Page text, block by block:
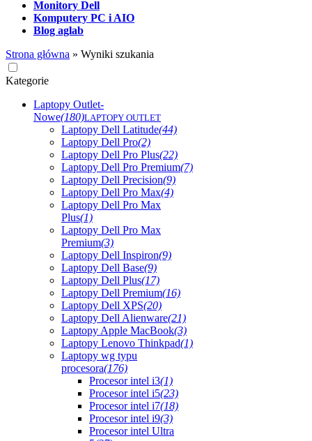
Monitory Dell
Komputery PC i AIO
Blog aglab
Strona główna » Wyniki szukania
Kategorie
Laptopy Outlet-
Nowe(180)LAPTOPY OUTLET
Laptopy Dell Latitude(44)
Laptopy Dell Pro(2)
Laptopy Dell Pro Plus(22)
Laptopy Dell Pro Premium(7)
Laptopy Dell Precision(9)
Laptopy Dell Pro Max(4)
Laptopy Dell Pro Max
Plus(1)
Laptopy Dell Pro Max
Premium(3)
Laptopy Dell Inspiron(9)
Laptopy Dell Base(9)
Laptopy Dell Plus(17)
Laptopy Dell Premium(16)
Laptopy Dell XPS(20)
Laptopy Dell Alienware(21)
Laptopy Apple MacBook(3)
Laptopy Lenovo Thinkpad(1)
Laptopy wg typu
procesora(176)
Procesor intel i3(1)
Procesor intel i5(23)
Procesor intel i7(18)
Procesor intel i9(3)
Procesor intel Ultra